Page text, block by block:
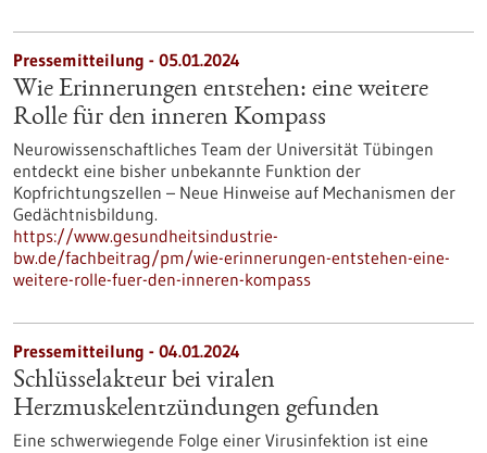
Pressemitteilung - 05.01.2024
Wie Erinnerungen entstehen: eine weitere
Rolle für den inneren Kompass
Neurowissenschaftliches Team der Universität Tübingen
entdeckt eine bisher unbekannte Funktion der
Kopfrichtungszellen – Neue Hinweise auf Mechanismen der
Gedächtnisbildung.
https://www.gesundheitsindustrie-
bw.de/fachbeitrag/pm/wie-erinnerungen-entstehen-eine-
weitere-rolle-fuer-den-inneren-kompass
Pressemitteilung - 04.01.2024
Schlüsselakteur bei viralen
Herzmuskelentzündungen gefunden
Eine schwerwiegende Folge einer Virusinfektion ist eine